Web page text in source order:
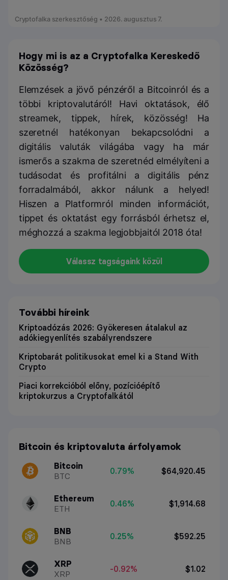
Cryptofalka szerkesztőség • 2026. augusztus 7.
Hogy mi is az a Cryptofalka Kereskedő
Közösség?
Elemzések a jövő pénzéről a Bitcoinról és a
többi kriptovalutáról! Havi oktatások, élő
streamek, tippek, hírek, közösség! Ha
szeretnél hatékonyan bekapcsolódni a
digitális valuták világába vagy ha már
ismerős a szakma de szeretnéd elmélyíteni a
tudásodat és profitálni a digitális pénz
forradalmából, akkor nálunk a helyed!
Hiszen a Platformról minden információt,
tippet és oktatást egy forrásból érhetsz el,
méghozzá a szakma legjobbjaitól 2018 óta!
Válassz tagságaink közül
További híreink
Kriptoadózás 2026: Gyökeresen átalakul az
adókiegyenlítés szabályrendszere
Kriptobarát politikusokat emel ki a Stand With
Crypto
Piaci korrekcióból előny, pozícióépítő
kriptokurzus a Cryptofalkától
Bitcoin és kriptovaluta árfolyamok
Bitcoin
BTC
0.79% $64,920.45
Ethereum
ETH
0.46% $1,914.68
BNB
BNB
0.25% $592.25
XRP
XRP
-0.92% $1.02